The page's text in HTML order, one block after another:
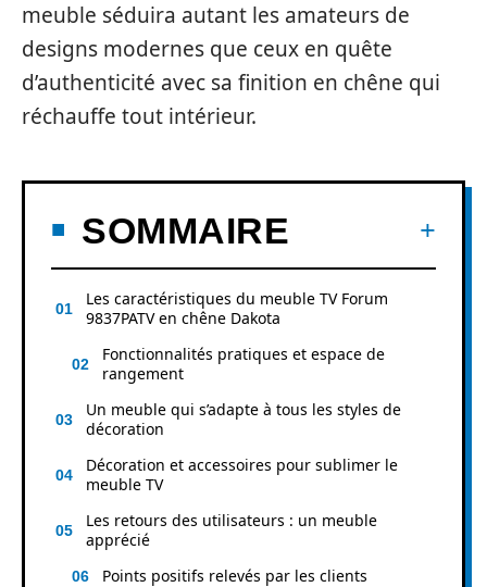
meuble séduira autant les amateurs de
designs modernes que ceux en quête
d’authenticité avec sa finition en chêne qui
réchauffe tout intérieur.
SOMMAIRE
Les caractéristiques du meuble TV Forum
9837PATV en chêne Dakota
Fonctionnalités pratiques et espace de
rangement
Un meuble qui s’adapte à tous les styles de
décoration
Décoration et accessoires pour sublimer le
meuble TV
Les retours des utilisateurs : un meuble
apprécié
Points positifs relevés par les clients